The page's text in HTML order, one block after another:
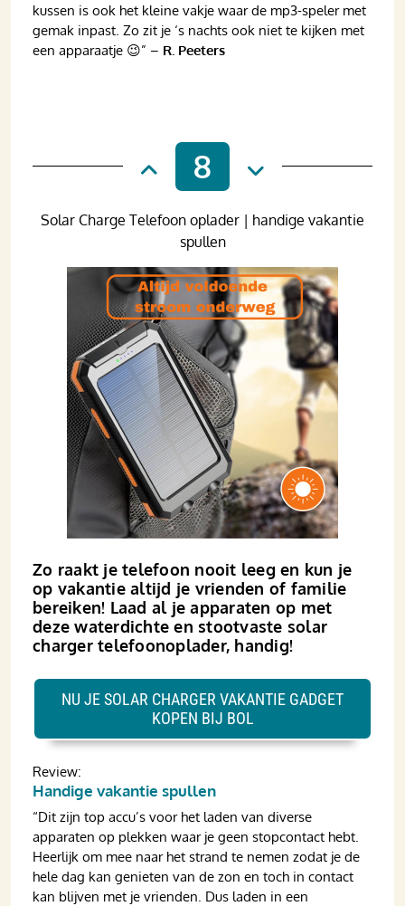
kussen is ook het kleine vakje waar de mp3-speler met
gemak inpast. Zo zit je ‘s nachts ook niet te kijken met
een apparaatje 😉” – R. Peeters
8
Zo raakt je telefoon nooit leeg en kun je
op vakantie altijd je vrienden of familie
bereiken! Laad al je apparaten op met
deze waterdichte en stootvaste solar
charger telefoonoplader, handig!
Solar Charge Telefoon oplader | handige vakantie
spullen
Review:
Handige vakantie spullen
“Dit zijn top accu’s voor het laden van diverse
apparaten op plekken waar je geen stopcontact hebt.
Heerlijk om mee naar het strand te nemen zodat je de
hele dag kan genieten van de zon en toch in contact
kan blijven met je vrienden. Dus laden in een
NU JE SOLAR CHARGER VAKANTIE GADGET
KOPEN BIJ BOL